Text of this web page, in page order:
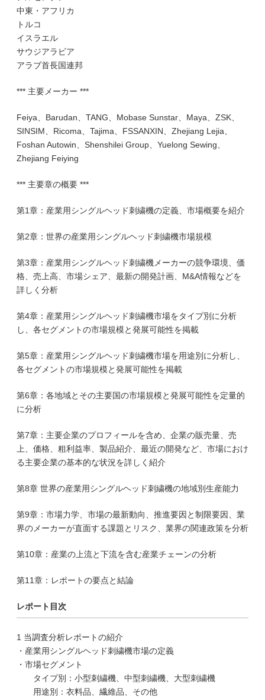
中東・アフリカ
トルコ
イスラエル
サウジアラビア
アラブ首長国連邦
*** 主要メーカー ***
Feiya、Barudan、TANG、Mobase Sunstar、Maya、ZSK、
SINSIM、Ricoma、Tajima、FSSANXIN、Zhejiang Lejia、
Foshan Autowin、Shenshilei Group、Yuelong Sewing、
Zhejiang Feiying
*** 主要章の概要 ***
第1章：産業用シングルヘッド刺繍機の定義、市場概要を紹介
第2章：世界の産業用シングルヘッド刺繍機市場規模
第3章：産業用シングルヘッド刺繍機メーカーの競争環境、価
格、売上高、市場シェア、最新の開発計画、M&A情報などを
詳しく分析
第4章：産業用シングルヘッド刺繍機市場をタイプ別に分析
し、各セグメントの市場規模と発展可能性を掲載
第5章：産業用シングルヘッド刺繍機市場を用途別に分析し、
各セグメントの市場規模と発展可能性を掲載
第6章：各地域とその主要国の市場規模と発展可能性を定量的
に分析
第7章：主要企業のプロフィールを含め、企業の販売量、売
上、価格、粗利益率、製品紹介、最近の開発など、市場におけ
る主要企業の基本的な状況を詳しく紹介
第8章 世界の産業用シングルヘッド刺繍機の地域別生産能力
第9章：市場力学、市場の最新動向、推進要因と制限要因、業
界のメーカーが直面する課題とリスク、業界の関連政策を分析
第10章：産業の上流と下流を含む産業チェーンの分析
第11章：レポートの要点と結論
レポート目次
1 当調査分析レポートの紹介
・産業用シングルヘッド刺繍機市場の定義
・市場セグメント
タイプ別：小型刺繍機、中型刺繍機、大型刺繍機
用途別：衣料品、繊維品、その他